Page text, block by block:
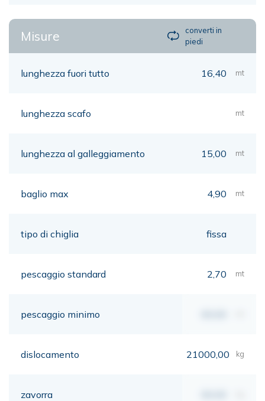
Misure
converti in
piedi
lunghezza fuori tutto 16,40 mt
lunghezza scafo mt
lunghezza al galleggiamento 15,00 mt
baglio max 4,90 mt
tipo di chiglia fissa
pescaggio standard 2,70 mt
pescaggio minimo
dislocamento 21000,00 kg
zavorra